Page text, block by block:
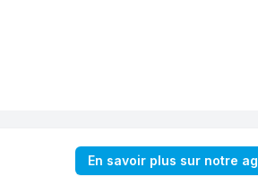
En savoir plus sur notre